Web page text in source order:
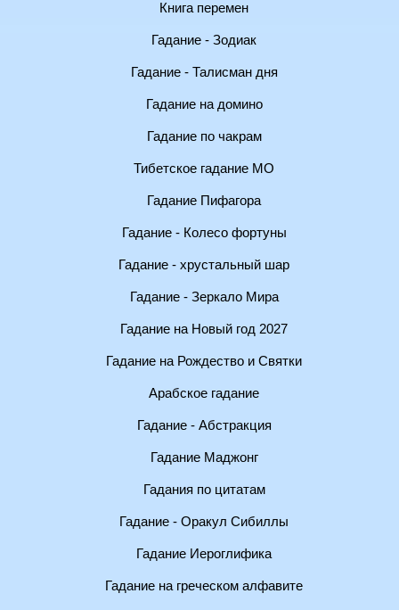
Книга перемен
Гадание - Зодиак
Гадание - Талисман дня
Гадание на домино
Гадание по чакрам
Тибетское гадание МО
Гадание Пифагора
Гадание - Колесо фортуны
Гадание - хрустальный шар
Гадание - Зеркало Мира
Гадание на Новый год 2027
Гадание на Рождество и Святки
Арабское гадание
Гадание - Абстракция
Гадание Маджонг
Гадания по цитатам
Гадание - Оракул Сибиллы
Гадание Иероглифика
Гадание на греческом алфавите